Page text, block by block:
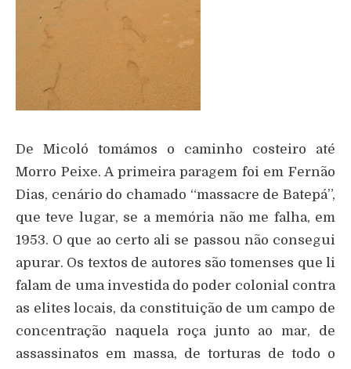
De Micoló tomámos o caminho costeiro até
Morro Peixe. A primeira paragem foi em Fernão
Dias, cenário do chamado “massacre de Batepá”,
que teve lugar, se a memória não me falha, em
1953. O que ao certo ali se passou não consegui
apurar. Os textos de autores são tomenses que li
falam de uma investida do poder colonial contra
as elites locais, da constituição de um campo de
concentração naquela roça junto ao mar, de
assassinatos em massa, de torturas de todo o